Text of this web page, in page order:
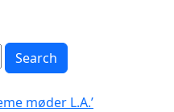
Search
møder L.A.’